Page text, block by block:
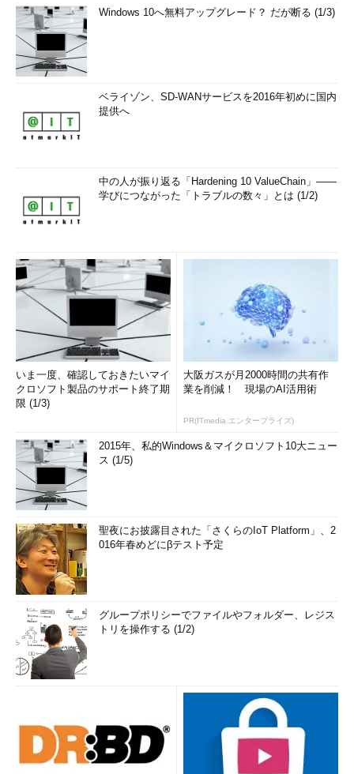
Windows 10へ無料アップグレード？ だが断る (1/3)
ベライゾン、SD-WANサービスを2016年初めに国内
提供へ
中の人が振り返る「Hardening 10 ValueChain」――
学びにつながった「トラブルの数々」とは (1/2)
いま一度、確認しておきたいマイ
クロソフト製品のサポート終了期
限 (1/3)
大阪ガスが月2000時間の共有作
業を削減！ 現場のAI活用術
PR(ITmedia エンタープライズ)
2015年、私的Windows＆マイクロソフト10大ニュー
ス (1/5)
聖夜にお披露目された「さくらのIoT Platform」、2
016年春めどにβテスト予定
グループポリシーでファイルやフォルダー、レジス
トリを操作する (1/2)